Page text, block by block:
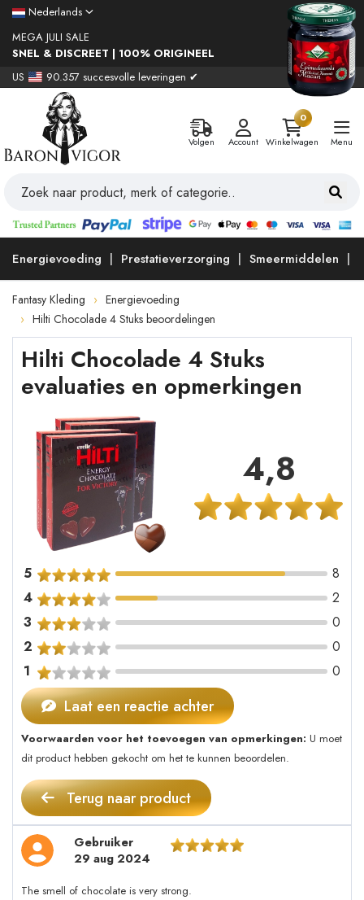
Nederlands
MEGA JULI SALE
SNEL & DISCREET | 100% ORIGINEEL
US
90.357 succesvolle leveringen ✔
Volgen Account
0
Winkelwagen
Menu
Energievoeding Prestatieverzorging Smeermiddelen
Fantasy Kleding
Energievoeding
Hilti Chocolade 4 Stuks beoordelingen
Hilti Chocolade 4 Stuks
evaluaties en opmerkingen
4,8
5
8
4
2
3
0
2
0
1
0
Laat een reactie achter
Voorwaarden voor het toevoegen van opmerkingen: U moet
dit product hebben gekocht om het te kunnen beoordelen.
Terug naar product
Gebruiker
29 aug 2024
The smell of chocolate is very strong.